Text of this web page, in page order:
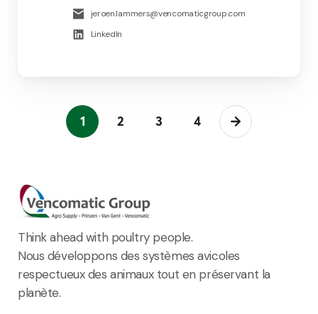
jeroen.lammers@vencomaticgroup.com
LinkedIn
1 2 3 4
Think ahead with poultry people.
Nous développons des systèmes avicoles
respectueux des animaux tout en préservant la
planète.